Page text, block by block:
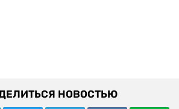
НОВОСТЬЮ